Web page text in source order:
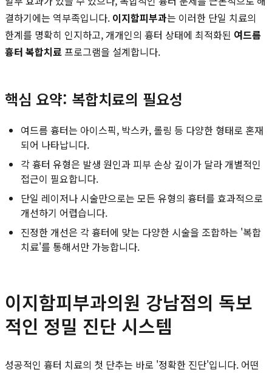
결하기에는 역부족입니다. 이지함피부과는 이러한 단일 치료의
한계를 명확히 인지하고, 개개인의 흉터 상태에 최적화된 여드름
흉터 복합치료프로그램을 설계합니다.
핵심 요약: 복합치료의 필요성
여드름 흉터는 아이스픽, 박스카, 롤링 등 다양한 형태로 혼재
되어 나타납니다.
각 흉터 유형은 발생 원인과 피부 손상 깊이가 달라 개별적인
접근이 필요합니다.
단일 레이저나 시술만으로는 모든 유형의 흉터를 효과적으로
개선하기 어렵습니다.
진정한 개선은 각 흉터에 맞는 다양한 시술을 조합하는 '복합
치료'를 통해서만 가능합니다.
이지함피부과의원 강남점의 독보
적인 정밀 진단 시스템
성공적인 흉터 치료의 첫 단추는 바로 '정확한 진단'입니다. 어떤